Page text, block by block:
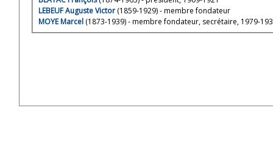
LEBEUF Auguste Victor (1859-1929) - membre fondateur
MOYE Marcel (1873-1939) - membre fondateur, secrétaire, 1979-